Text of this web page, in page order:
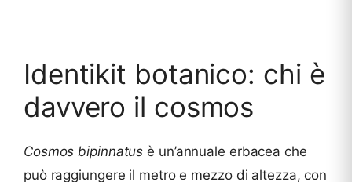
Identikit botanico: chi è
davvero il cosmos
Cosmos bipinnatus è un’annuale erbacea che
può raggiungere il metro e mezzo di altezza, con